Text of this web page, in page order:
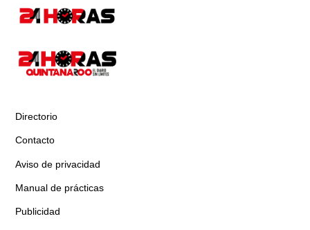
Directorio
Contacto
Aviso de privacidad
Manual de prácticas
Publicidad